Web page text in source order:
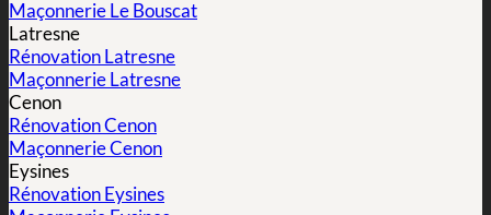
Maçonnerie Le Bouscat
Latresne
Rénovation Latresne
Maçonnerie Latresne
Cenon
Rénovation Cenon
Maçonnerie Cenon
Eysines
Rénovation Eysines